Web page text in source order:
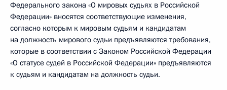
Федерального закона «О мировых судьях в Российской
Федерации» вносятся соответствующие изменения,
согласно которым к мировым судьям и кандидатам
на должность мирового судьи предъявляются требования,
которые в соответствии с Законом Российской Федерации
«О статусе судей в Российской Федерации» предъявляются
к судьям и кандидатам на должность судьи.